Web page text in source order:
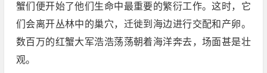
蟹们便开始了他们生命中最重要的繁衍工作。这时，它
们会离开丛林中的巢穴，迁徙到海边进行交配和产卵。
数百万的红蟹大军浩浩荡荡朝着海洋奔去，场面甚是壮
观。